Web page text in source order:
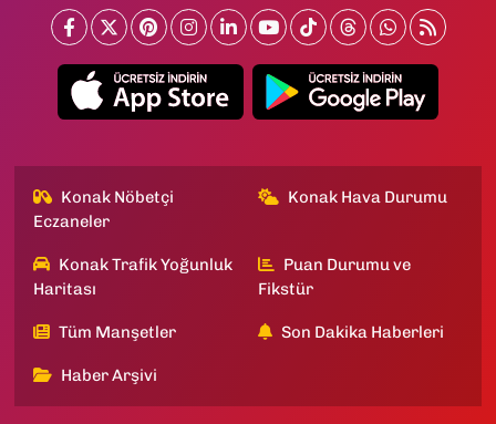
Konak Nöbetçi
Eczaneler
Konak Hava Durumu
Konak Trafik Yoğunluk
Haritası
Puan Durumu ve
Fikstür
Tüm Manşetler Son Dakika Haberleri
Haber Arşivi